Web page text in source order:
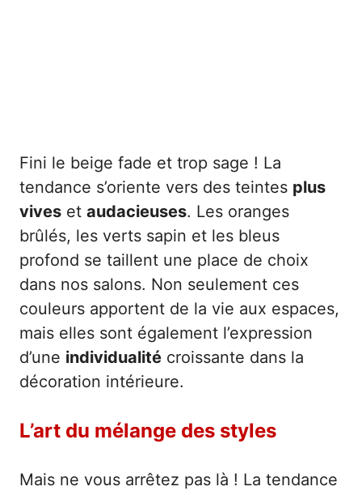
Fini le beige fade et trop sage ! La
tendance s’oriente vers des teintes plus
vives et audacieuses. Les oranges
brûlés, les verts sapin et les bleus
profond se taillent une place de choix
dans nos salons. Non seulement ces
couleurs apportent de la vie aux espaces,
mais elles sont également l’expression
d’une individualité croissante dans la
décoration intérieure.
L’art du mélange des styles
Mais ne vous arrêtez pas là ! La tendance